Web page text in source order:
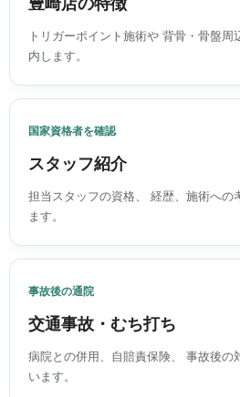
トリガーポイント施術や 背骨・骨盤周
内します。
国家資格者を確認
スタッフ紹介
担当スタッフの資格、 経歴、施術への
ます。
事故後の通院
交通事故・むち打ち
病院との併用、自賠責保険、 事故後の
います。